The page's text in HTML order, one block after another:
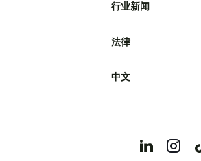
行业新闻
法律
中文